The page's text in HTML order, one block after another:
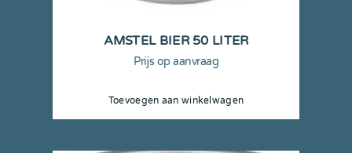
AMSTEL BIER 50 LITER
Prijs op aanvraag
Toevoegen aan winkelwagen